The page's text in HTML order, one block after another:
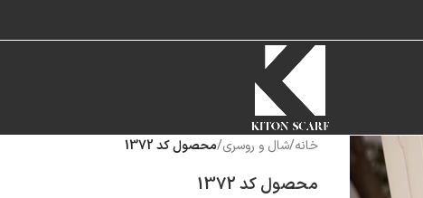
خانه/شال و روسری/محصول کد 1372
محصول کد 1372